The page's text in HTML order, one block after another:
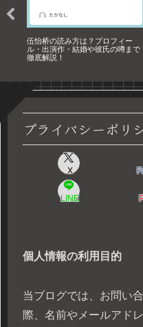
伍怡桥の読み方は？プロフィー
ル・出演作・結婚や彼氏の噂まで
徹底解説！
プライバシーポリ
X
LINE
個人情報の利用目的
当ブログでは、お問い
際、名前やメールアド